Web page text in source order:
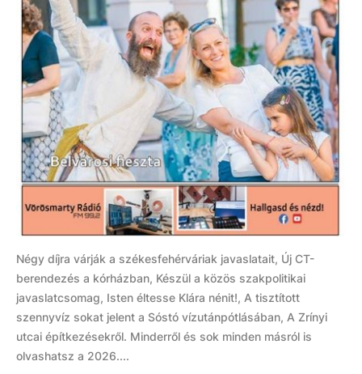
Négy díjra várják a székesfehérváriak javaslatait, Új CT-
berendezés a kórházban, Készül a közös szakpolitikai
javaslatcsomag, Isten éltesse Klára nénit!, A tisztított
szennyvíz sokat jelent a Sóstó vízutánpótlásában, A Zrínyi
utcai építkezésekről. Minderről és sok minden másról is
olvashatsz a 2026....